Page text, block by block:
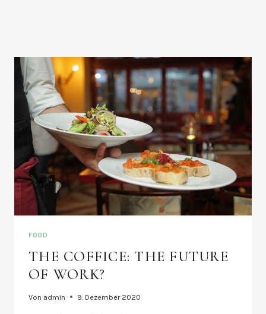
FOOD
THE COFFICE: THE FUTURE
OF WORK?
Von admin 9. Dezember 2020